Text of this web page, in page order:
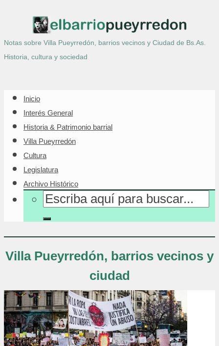
Notas sobre Villa Pueyrredón, barrios vecinos y Ciudad de Bs.As.
Historia, cultura y sociedad
Inicio
Interés General
Historia & Patrimonio barrial
Villa Pueyrredón
Cultura
Legislatura
Archivo Histórico
Villa Pueyrredón, barrios vecinos y
ciudad